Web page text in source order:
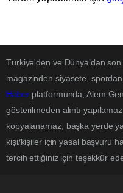
Türkiye'den ve Dünya’dan
magazinden siyasete,
Haberplatformunda;
gösterilmeden alıntı
kopyalanamaz, başka yerde
kişi/kişiler için yasal başvuru
tercih ettiğiniz için teşekkür